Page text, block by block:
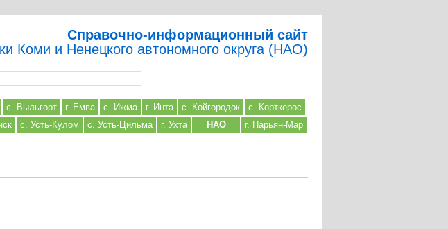
Справочно-информационный сайт
Коми и Ненецкого автономного округа (НАО)
с. Выльгорт г. Емва с. Ижма г. Инта с. Койгородок
с. Корткерос
с. Усть-Кулом с. Усть-Цильма г. Ухта НАО г. Нарьян-Мар